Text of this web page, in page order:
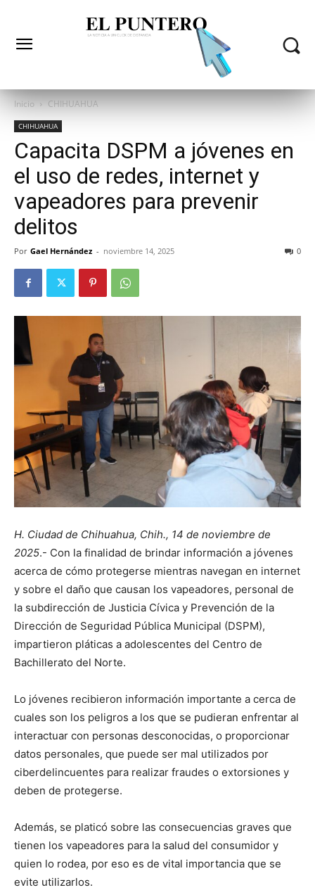
Inicio CHIHUAHUA
CHIHUAHUA
Capacita DSPM a jóvenes en
el uso de redes, internet y
vapeadores para prevenir
delitos
Por Gael Hernández - noviembre 14, 2025 0
H. Ciudad de Chihuahua, Chih., 14 de noviembre de
2025.- Con la finalidad de brindar información a jóvenes
acerca de cómo protegerse mientras navegan en internet
y sobre el daño que causan los vapeadores, personal de
la subdirección de Justicia Cívica y Prevención de la
Dirección de Seguridad Pública Municipal (DSPM),
impartieron pláticas a adolescentes del Centro de
Bachillerato del Norte.
Lo jóvenes recibieron información importante a cerca de
cuales son los peligros a los que se pudieran enfrentar al
interactuar con personas desconocidas, o proporcionar
datos personales, que puede ser mal utilizados por
ciberdelincuentes para realizar fraudes o extorsiones y
deben de protegerse.
Además, se platicó sobre las consecuencias graves que
tienen los vapeadores para la salud del consumidor y
quien lo rodea, por eso es de vital importancia que se
evite utilizarlos.